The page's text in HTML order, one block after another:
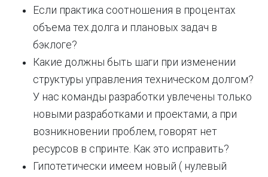
Если практика соотношения в процентах
объема тех.долга и плановых задач в
бэклоге?
Какие должны быть шаги при изменении
структуры управления техническом долгом?
У нас команды разработки увлечены только
новыми разработками и проектами, а при
возникновении проблем, говорят нет
ресурсов в спринте. Как это исправить?
Гипотетически имеем новый ( нулевый